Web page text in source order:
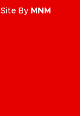
By MNM